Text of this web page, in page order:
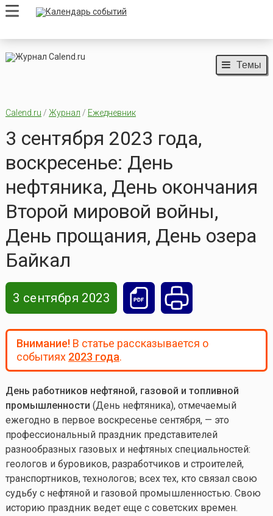
Темы
Calend.ru / Журнал / Ежедневник
3 сентября 2023 года,
воскресенье: День
нефтяника, День окончания
Второй мировой войны,
День прощания, День озера
Байкал
3 сентября 2023
Внимание!В статье рассказывается о
событиях 2023 года.
День работников нефтяной, газовой и топливной
промышленности (День нефтяника), отмечаемый
ежегодно в первое воскресенье сентября, — это
профессиональный праздник представителей
разнообразных газовых и нефтяных специальностей:
геологов и буровиков, разработчиков и строителей,
транспортников, технологов; всех тех, кто связал свою
судьбу с нефтяной и газовой промышленностью. Свою
историю праздник ведет еще с советских времен.